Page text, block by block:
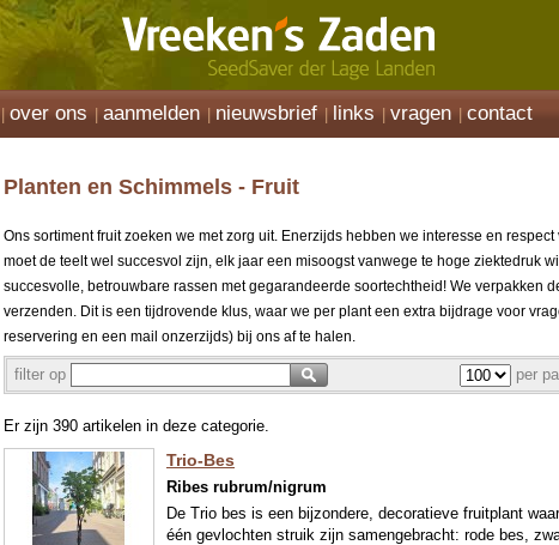
over ons aanmelden nieuwsbrief links vragen contact
Planten en Schimmels - Fruit
Ons sortiment fruit zoeken we met zorg uit. Enerzijds hebben we interesse en
moet de teelt wel succesvol zijn, elk jaar een misoogst vanwege te hoge ziektedruk
succesvolle, betrouwbare rassen met gegarandeerde soortechtheid! We verpakken
verzenden. Dit is een tijdrovende klus, waar we per plant een extra bijdrage voor
reservering en een mail onzerzijds) bij ons af te halen.
filter op per
Er zijn 390 artikelen in deze categorie.
Trio-Bes
Ribes rubrum/nigrum
De Trio bes is een bijzondere, decoratieve fruitplant
één gevlochten struik zijn samengebracht: rode bes,